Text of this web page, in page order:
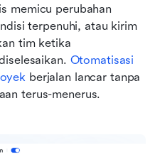
memicu perubahan
terpenuhi, atau kirim
tim ketika
berjalan lancar tanpa
terus-menerus.